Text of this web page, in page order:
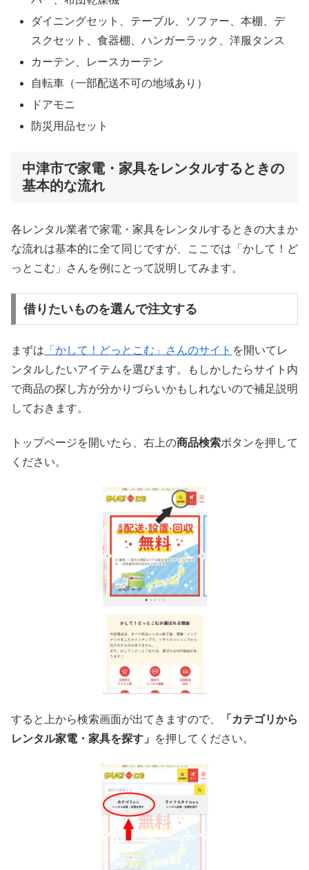
ダイニングセット、テーブル、ソファー、本棚、デ
スクセット、食器棚、ハンガーラック、洋服タンス
カーテン、レースカーテン
自転車（一部配送不可の地域あり）
ドアモニ
防災用品セット
中津市で家電・家具をレンタルするときの
基本的な流れ
各レンタル業者で家電・家具をレンタルするときの大まか
な流れは基本的に全て同じですが、ここでは「かして！ど
っとこむ」さんを例にとって説明してみます。
借りたいものを選んで注文する
まずは 「かして！どっとこむ」さんのサイト を開いてレ
ンタルしたいアイテムを選びます。もしかしたらサイト内
で商品の探し方が分かりづらいかもしれないので補足説明
しておきます。
トップページを開いたら、右上の商品検索ボタンを押して
ください。
すると上から検索画面が出てきますので、
「カテゴリから
レンタル家電・家具を探す」
を押してください。